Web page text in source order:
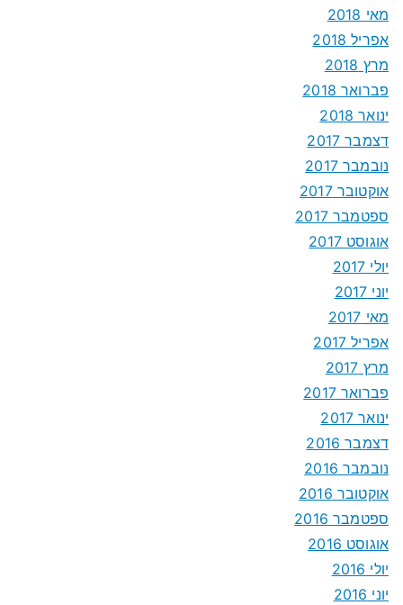
מאי 2018
אפריל 2018
מרץ 2018
פברואר 2018
ינואר 2018
דצמבר 2017
נובמבר 2017
אוקטובר 2017
ספטמבר 2017
אוגוסט 2017
יולי 2017
יוני 2017
מאי 2017
אפריל 2017
מרץ 2017
פברואר 2017
ינואר 2017
דצמבר 2016
נובמבר 2016
אוקטובר 2016
ספטמבר 2016
אוגוסט 2016
יולי 2016
יוני 2016